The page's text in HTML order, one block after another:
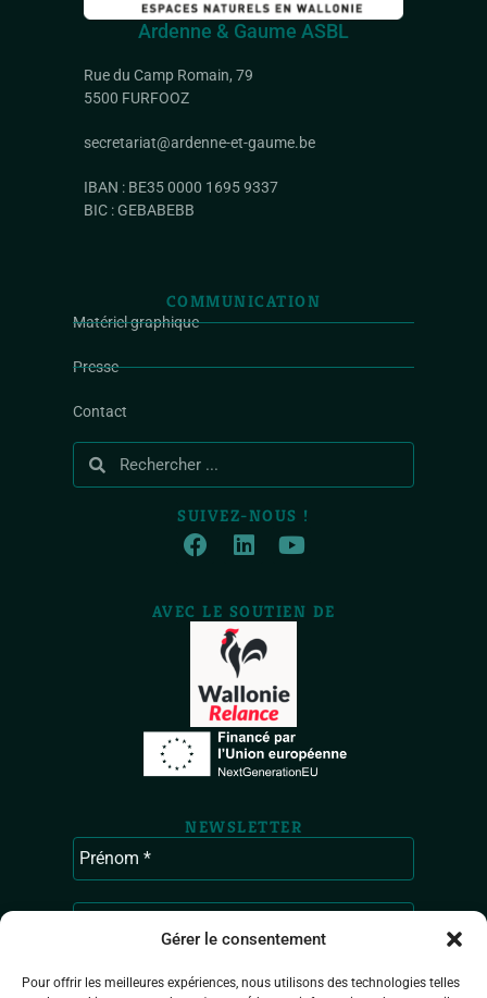
Gérer le consentement
Pour offrir les meilleures expériences, nous utilisons des technologies telles
Ardenne & Gaume ASBL
Rue du Camp Romain, 79
5500 FURFOOZ
secretariat@ardenne-et-gaume.be
IBAN : BE35 0000 1695 9337
BIC : GEBABEBB
COMMUNICATION
Matériel graphique
Presse
Contact
SUIVEZ-NOUS !
AVEC LE SOUTIEN DE
NEWSLETTER